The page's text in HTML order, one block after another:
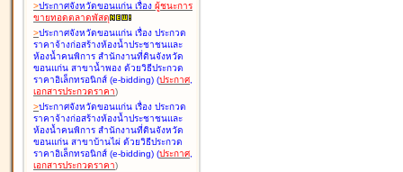
>ประกาศจังหวัดขอนแก่น เรื่อง ผู้ชนะการ
ขายทอดตลาดพัสดุ
>ประกาศจังหวัดขอนแก่น เรื่อง ประกวด
ราคาจ้างก่อสร้างห้องน้ำประชาชนและ
ห้องน้ำคนพิการ สำนักงานที่ดินจังหวัด
ขอนแก่น สาขาน้ำพอง ด้วยวิธีประกวด
ราคาอิเล็กทรอนิกส์ (e-bidding) (ประกาศ,
เอกสารประกวดราคา)
>ประกาศจังหวัดขอนแก่น เรื่อง ประกวด
ราคาจ้างก่อสร้างห้องน้ำประชาชนและ
ห้องน้ำคนพิการ สำนักงานที่ดินจังหวัด
ขอนแก่น สาขาบ้านไผ่ ด้วยวิธีประกวด
ราคาอิเล็กทรอนิกส์ (e-bidding) (ประกาศ,
เอกสารประกวดราคา)